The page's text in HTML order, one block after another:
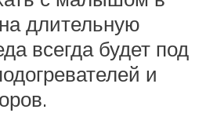
длительную
всегда будет под
и